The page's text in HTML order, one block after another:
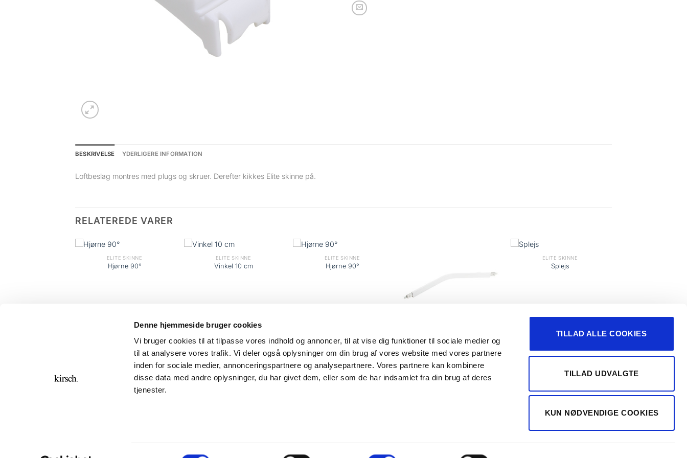
Denne hjemmeside bruger cookies
Vi bruger cookies til at tilpasse vores indhold og annoncer, til at vise dig funktioner til sociale medier og
til at analysere vores trafik. Vi deler også oplysninger om din brug af vores website med vores partnere
inden for sociale medier, annonceringspartnere og analysepartnere. Vores partnere kan kombinere
disse data med andre oplysninger, du har givet dem, eller som de har indsamlet fra din brug af deres
tjenester.
Samtykkevalg
TILLAD ALLE COOKIES
TILLAD UDVALGTE
KUN NØDVENDIGE COOKIES
BESKRIVELSE YDERLIGERE INFORMATION
Loftbeslag montres med plugs og skruer. Derefter kikkes Elite skinne på.
RELATEREDE VARER
ELITE SKINNE
Hjørne 90°
ELITE SKINNE
Vinkel 10 cm
ELITE SKINNE
Hjørne 90°
ELITE SKINNE
Hjørne 135°
ELITE SKINNE
Splejs
Handelsbetingelser